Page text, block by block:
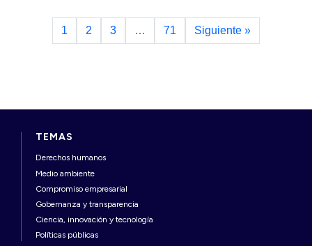
Continuar
1 2 3 … 71 Siguiente »
TEMAS
Derechos humanos
Medio ambiente
Compromiso empresarial
Gobernanza y transparencia
Ciencia, innovación y tecnología
Políticas públicas